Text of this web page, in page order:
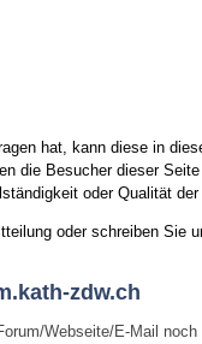
hat, kann diese in
die Besucher dieser
oder Qualität
oder schreiben Sie
zdw.ch
Webseite/E-Mail